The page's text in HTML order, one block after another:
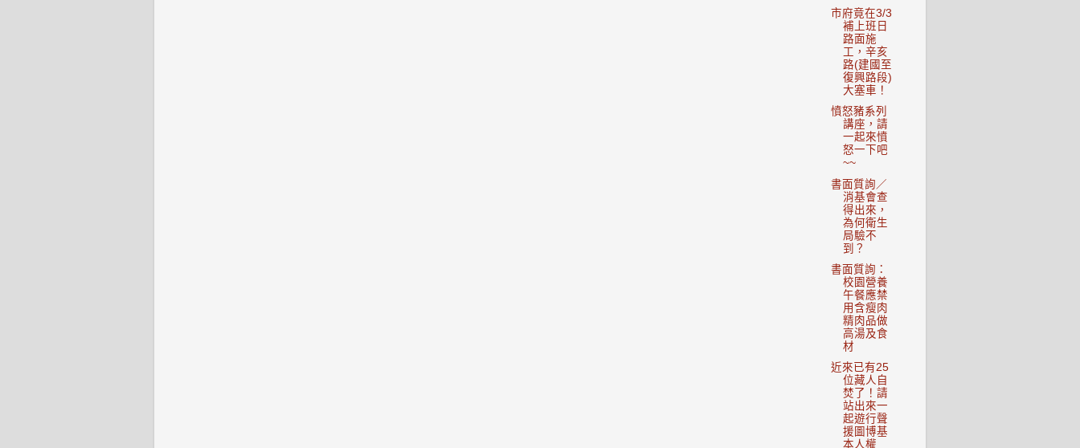
市府竟在3/3
補上班日
路面施
工，辛亥
路(建國至
復興路段)
大塞車！
憤怒豬系列
講座，請
一起來憤
怒一下吧
~~
書面質詢／
消基會查
得出來，
為何衛生
局驗不
到？
書面質詢：
校園營養
午餐應禁
用含瘦肉
精肉品做
高湯及食
材
近來已有25
位藏人自
焚了！請
站出來一
起遊行聲
援圖博基
本人權